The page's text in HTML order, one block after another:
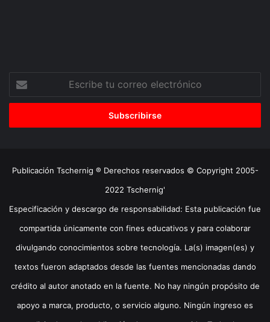
correo
Publicación Tschernig ® Derechos reservados © Copyright 2005-
2022 Tschernig'
Especificación y descargo de responsabilidad: Esta publicación fue
compartida únicamente con fines educativos y para colaborar
divulgando conocimientos sobre tecnología. La(s) imagen(es) y
textos fueron adaptados desde las fuentes mencionadas dando
crédito al autor anotado en la fuente. No hay ningún propósito de
apoyo a marca, producto, o servicio alguno. Ningún ingreso es